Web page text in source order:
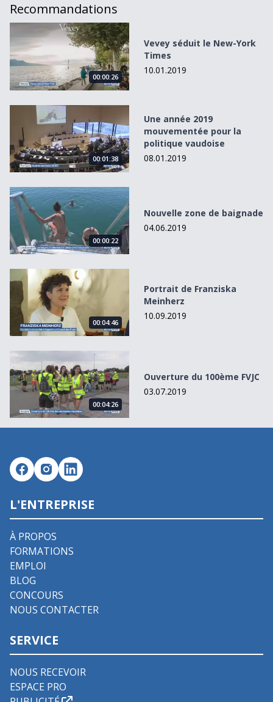
Recommandations
Vevey séduit le New-York Times
00:00:26
Vevey séduit le New-York
Times
10.01.2019
Une année 2019 mouvementée pour la politique vaudoise
00:01:38
Une année 2019
mouvementée pour la
politique vaudoise
08.01.2019
Nouvelle zone de baignade
00:00:22
Nouvelle zone de baignade
04.06.2019
Portrait de Franziska Meinherz
00:04:46
Portrait de Franziska
Meinherz
10.09.2019
Ouverture du 100ème FVJC
00:04:26
Ouverture du 100ème FVJC
03.07.2019
L'ENTREPRISE
À PROPOS
FORMATIONS
EMPLOI
BLOG
CONCOURS
NOUS CONTACTER
SERVICE
NOUS RECEVOIR
ESPACE PRO